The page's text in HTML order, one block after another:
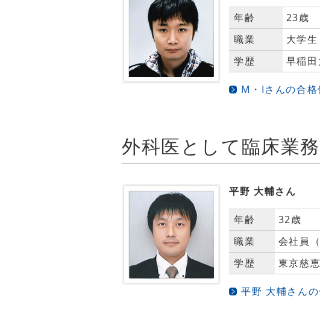
年齢
23歳
職業
大学生
学歴
早稲
M・Iさんの合格
平野 大輔さん
年齢
32歳
職業
会社員
学歴
東京慈
平野 大輔さん